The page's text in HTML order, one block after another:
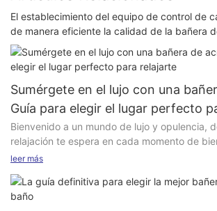
El establecimiento del equipo de control de
de manera eficiente la calidad de la bañera
Sumérgete en el lujo con una
Guía para elegir el lugar perfecto
Bienvenido a un mundo de lujo y opulencia,
relajación te espera en cada momento de
escapar del caos del mundo exterior y
bañeras acrílicas es lo que buscas. En esta
descubriremos los secretos para elegir tu
leer más